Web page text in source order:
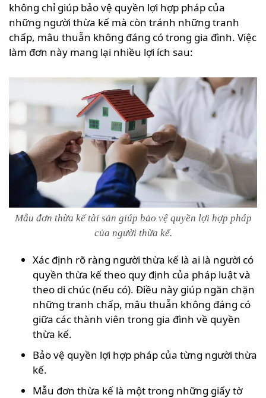
không chỉ giúp bảo vệ quyền lợi hợp pháp của
những người thừa kế mà còn tránh những tranh
chấp, mâu thuẫn không đáng có trong gia đình. Việc
làm đơn này mang lại nhiều lợi ích sau:
Mẫu đơn thừa kế tài sản giúp bảo vệ quyền lợi hợp pháp
của người thừa kế.
Xác định rõ ràng người thừa kế là ai là người có
quyền thừa kế theo quy định của pháp luật và
theo di chúc (nếu có). Điều này giúp ngăn chặn
những tranh chấp, mâu thuẫn không đáng có
giữa các thành viên trong gia đình về quyền
thừa kế.
Bảo vệ quyền lợi hợp pháp của từng người thừa
kế.
Mẫu đơn thừa kế là một trong những giấy tờ